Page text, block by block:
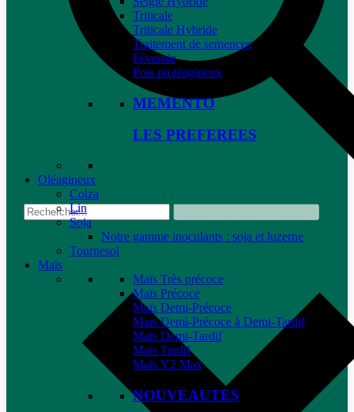
Triticale
Triticale Hybride
Traitement de semences
Féverole
Pois protéagineux
MEMENTO
LES PREFEREES
Oléagineux
Colza
Lin
Soja
Notre gamme inoculants : soja et luzerne
Tournesol
Maïs
Maïs Très précoce
Maïs Précoce
Maïs Demi-Précoce
Maïs Demi-Précoce à Demi-Tardif
Maïs Demi-Tardif
Maïs Tardif
Maïs V2 Max
NOUVEAUTES